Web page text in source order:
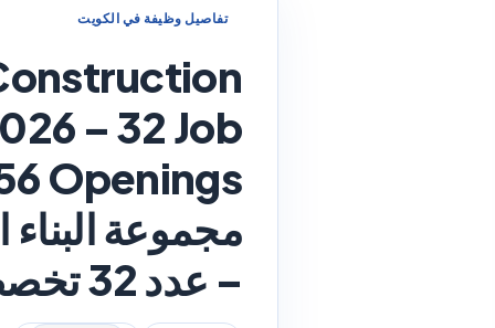
تفاصيل وظيفة في الكويت
– 32 Job
– عدد 32 تخصصًا و356 فرصة